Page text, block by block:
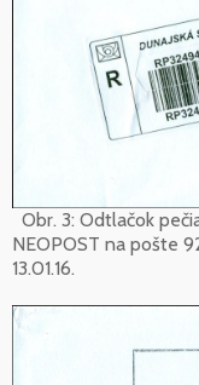
Obr. 3: Odtlačok
NEOPOST na pošte
13.01.16.